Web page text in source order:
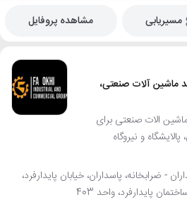
مسیریابی مشاهده پروفایل
ماشین آلات صنعتی،
الات صنعتی برای
و نیروگاه
پاسداران - ضرابخانه، پاسداران، خیابان پایدارفرد،